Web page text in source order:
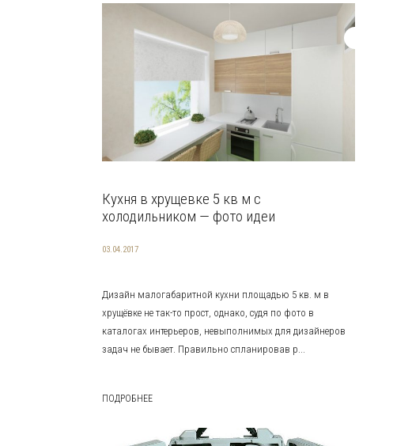
Кухня в хрущевке 5 кв м с
холодильником — фото идеи
03.04.2017
Дизайн малогабаритной кухни площадью 5 кв. м в
хрущёвке не так-то прост, однако, судя по фото в
каталогах интерьеров, невыполнимых для дизайнеров
задач не бывает. Правильно спланировав р...
ПОДРОБНЕЕ